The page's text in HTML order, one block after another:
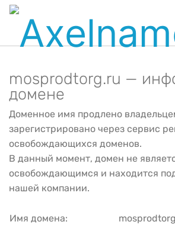
mosprodtorg.ru —
домене
Доменное имя продлено
зарегистрировано через сервис
освобождающихся доменов.
В данный момент, домен не
освобождающимся и находится
нашей компании.
Имя домена: